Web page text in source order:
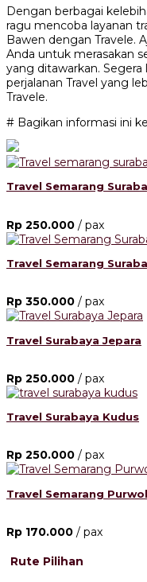
Dengan berbagai
ragu mencoba layanan
Bawen dengan Travele.
Anda untuk merasakan
yang ditawarkan.
perjalanan Travel yang
Travele.
# Bagikan informasi ini
Travel Semarang
Rp 250.000 / pax
Travel Semarang
Rp 350.000 / pax
Travel Surabaya Jepara
Rp 250.000 / pax
Travel Surabaya Kudus
Rp 250.000 / pax
Travel Semarang
Rp 170.000 / pax
Rute Pilihan